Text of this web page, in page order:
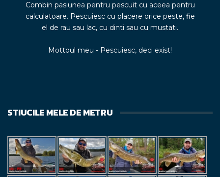
Combin pasiunea pentru pescuit cu aceea pentru
calculatoare. Pescuiesc cu placere orice peste, fie
el de rau sau lac, cu dinti sau cu mustati.
Mottoul meu - Pescuiesc, deci exist!
STIUCILE MELE DE METRU